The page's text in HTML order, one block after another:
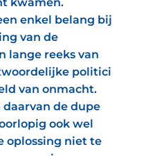
enkel belang bij
van de
lange reeks van
politici
van onmacht.
de dupe
ook wel
oplossing niet te